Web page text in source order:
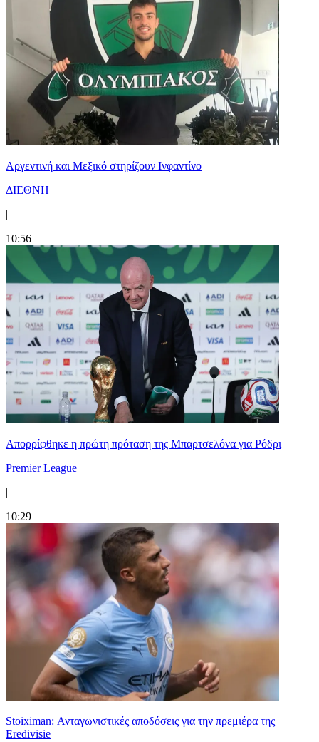
Αργεντινή και Μεξικό στηρίζουν Ινφαντίνο
ΔΙΕΘΝΗ
|
10:56
Απορρίφθηκε η πρώτη πρόταση της Μπαρτσελόνα για Ρόδρι
Premier League
|
10:29
Stoiximan: Ανταγωνιστικές αποδόσεις για την πρεμιέρα της
Eredivisie